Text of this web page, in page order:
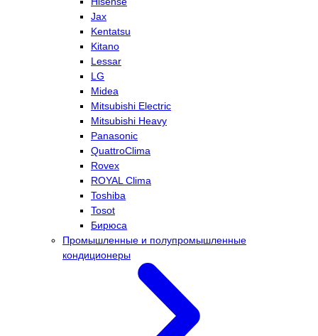
Jax
Kentatsu
Kitano
Lessar
LG
Midea
Mitsubishi Electric
Mitsubishi Heavy
Panasonic
QuattroClima
Rovex
ROYAL Clima
Toshiba
Tosot
Бирюса
Промышленные и полупромышленные
кондиционеры